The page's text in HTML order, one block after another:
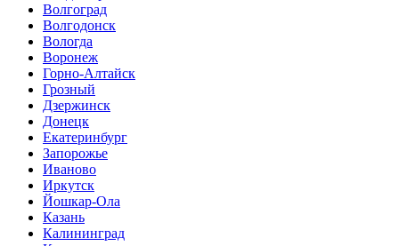
Волгоград
Волгодонск
Вологда
Воронеж
Горно-Алтайск
Грозный
Дзержинск
Донецк
Екатеринбург
Запорожье
Иваново
Иркутск
Йошкар-Ола
Казань
Калининград